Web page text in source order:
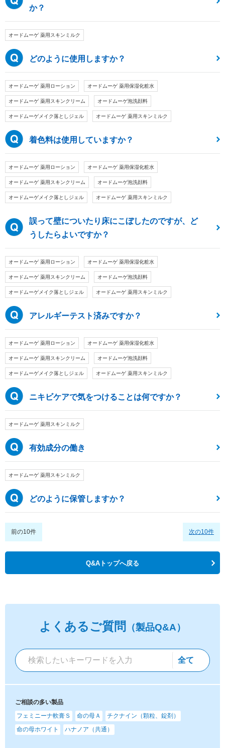
か？
オードムーゲ 薬用スキンミルク
どのように使用しますか？
オードムーゲ 薬用ローション オードムーゲ 薬用保湿化粧水
オードムーゲ 薬用スキンクリーム オードムーゲ泡洗顔料
オードムーゲメイク落としジェル オードムーゲ 薬用スキンミルク
着色料は使用していますか？
オードムーゲ 薬用ローション オードムーゲ 薬用保湿化粧水
オードムーゲ 薬用スキンクリーム オードムーゲ泡洗顔料
オードムーゲメイク落としジェル オードムーゲ 薬用スキンミルク
誤って壁についたり床にこぼしたのですが、ど
うしたらよいですか？
オードムーゲ 薬用ローション オードムーゲ 薬用保湿化粧水
オードムーゲ 薬用スキンクリーム オードムーゲ泡洗顔料
オードムーゲメイク落としジェル オードムーゲ 薬用スキンミルク
アレルギーテスト済みですか？
オードムーゲ 薬用ローション オードムーゲ 薬用保湿化粧水
オードムーゲ 薬用スキンクリーム オードムーゲ泡洗顔料
オードムーゲメイク落としジェル オードムーゲ 薬用スキンミルク
ニキビケアで気をつけることは何ですか？
オードムーゲ 薬用スキンミルク
有効成分の働き
オードムーゲ 薬用スキンミルク
どのように保管しますか？
前の10件 次の10件
Q&Aトップへ戻る
よくあるご質問 （製品Q&A）
ご相談の多い製品
フェミニーナ軟膏Ｓ
命の母Ａ
チクナイン（顆粒、錠剤）
命の母ホワイト
ハナノア（共通）